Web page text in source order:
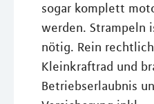
sogar komplett
werden. Strampeln
nötig. Rein
Kleinkraftrad und
Betriebserlaubnis